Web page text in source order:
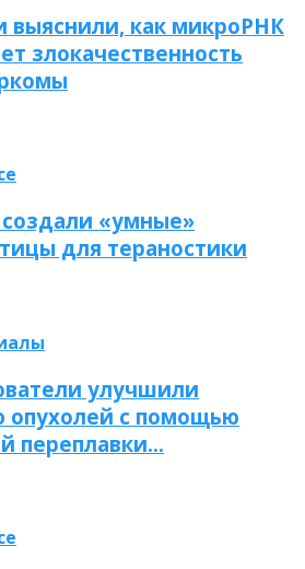
выяснили, как микроРНК
злокачественность
«умные»
для тераностики
улучшили
опухолей с помощью
переплавки…